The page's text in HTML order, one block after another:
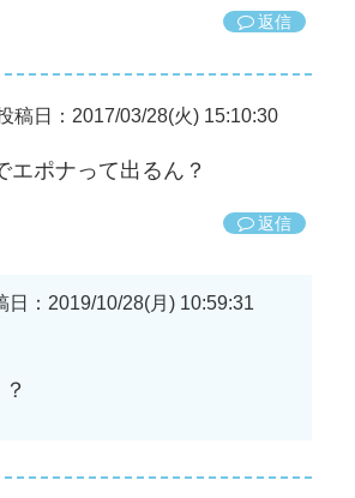
返信
稿日：2017/03/28(火) 15:10:30
エポナって出るん？
返信
日：2019/10/28(月) 10:59:31